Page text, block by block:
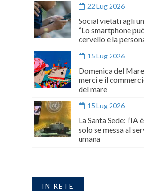
22 Lug 2026
Social vietati agli
“Lo smartphone
cervello e la
15 Lug 2026
Domenica del
merci e il
del mare
15 Lug 2026
La Santa Sede: l’IA
solo se messa al
umana
IN RETE